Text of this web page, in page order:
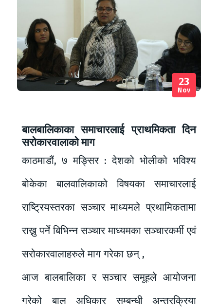
23
Nov
बालबालिकाका समाचारलाई प्राथमिकता दिन
सरोकारवालाको माग
काठमाडौं, ७ मङ्सिर : देशको भोलीको भविश्य
बोकेका बालवालिकाको विषयका समाचारलाई
राष्ट्रियस्तरका सञ्चार माध्यमले प्रथामिकतामा
राख्नु पर्ने बिभिन्न सञ्चार माध्यमका सञ्चारकर्मी एवं
सरोकारवालाहरुले माग गरेका छन् ,
आज बालबालिका र सञ्चार समूहले आयोजना
गरेको बाल अधिकार सम्बन्धी अन्तरक्रिया